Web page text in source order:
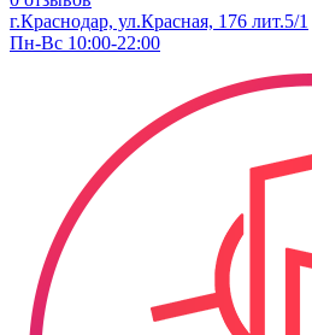
г.Краснодар, ул.Красная, 176 лит.5/1
Пн-Вс 10:00-22:00